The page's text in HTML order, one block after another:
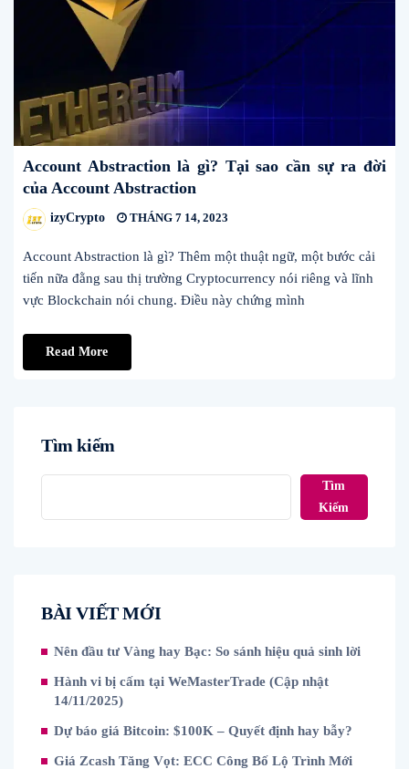
Account Abstraction là gì? Tại sao cần sự ra đời
của Account Abstraction
izyCrypto THÁNG 7 14, 2023
Account Abstraction là gì? Thêm một thuật ngữ, một bước cải
tiến nữa đằng sau thị trường Cryptocurrency nói riêng và lĩnh
vực Blockchain nói chung. Điều này chứng mình
Read More
Tìm kiếm
Tìm
Kiếm
BÀI VIẾT MỚI
Nên đầu tư Vàng hay Bạc: So sánh hiệu quả sinh lời
Hành vi bị cấm tại WeMasterTrade (Cập nhật
14/11/2025)
Dự báo giá Bitcoin: $100K – Quyết định hay bẫy?
Giá Zcash Tăng Vọt: ECC Công Bố Lộ Trình Mới